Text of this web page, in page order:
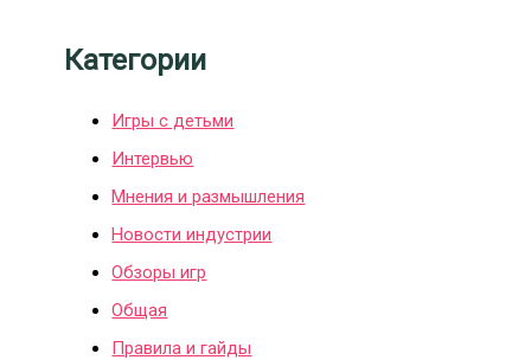
Категории
Игры с детьми
Интервью
Мнения и размышления
Новости индустрии
Обзоры игр
Общая
Правила и гайды